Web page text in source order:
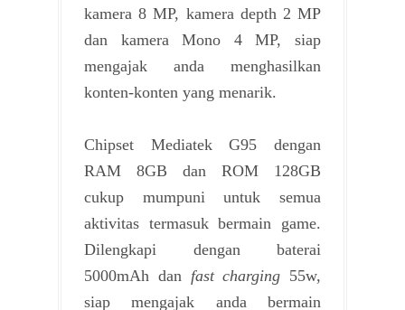
kamera 8 MP, kamera depth 2 MP
dan kamera Mono 4 MP, siap
mengajak anda menghasilkan
konten-konten yang menarik.
Chipset Mediatek G95 dengan
RAM 8GB dan ROM 128GB
cukup mumpuni untuk semua
aktivitas termasuk bermain game.
Dilengkapi dengan baterai
5000mAh dan fast charging 55w,
siap mengajak anda bermain